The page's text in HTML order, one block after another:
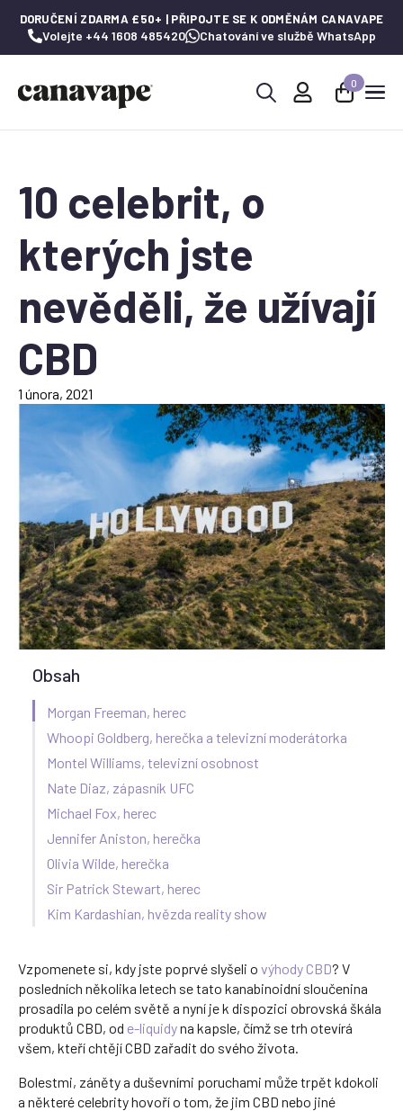
DORUČENÍ ZDARMA £50+ | PŘIPOJTE SE K ODMĚNÁM CANAVAPE
Volejte +44 1608 485420 Chatování ve službě WhatsApp
0
10 celebrit, o
kterých jste
nevěděli, že užívají
CBD
1 února, 2021
Obsah
Morgan Freeman, herec
Whoopi Goldberg, herečka a televizní moderátorka
Montel Williams, televizní osobnost
Nate Diaz, zápasník UFC
Michael Fox, herec
Jennifer Aniston, herečka
Olivia Wilde, herečka
Sir Patrick Stewart, herec
Kim Kardashian, hvězda reality show
Vzpomenete si, kdy jste poprvé slyšeli o výhody CBD? V
posledních několika letech se tato kanabinoidní sloučenina
prosadila po celém světě a nyní je k dispozici obrovská škála
produktů CBD, od e-liquidyna kapsle, čímž se trh otevírá
všem, kteří chtějí CBD zařadit do svého života.
Bolestmi, záněty a duševními poruchami může trpět kdokoli
a některé celebrity hovoří o tom, že jim CBD nebo jiné